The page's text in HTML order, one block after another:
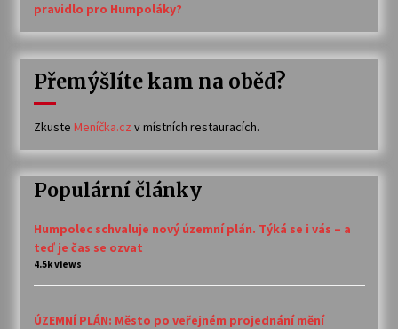
pravidlo pro Humpoláky?
Přemýšlíte kam na oběd?
Zkuste Meníčka.cz v místních restauracích.
Populární články
Humpolec schvaluje nový územní plán. Týká se i vás – a
teď je čas se ozvat
4.5k views
ÚZEMNÍ PLÁN: Město po veřejném projednání mění